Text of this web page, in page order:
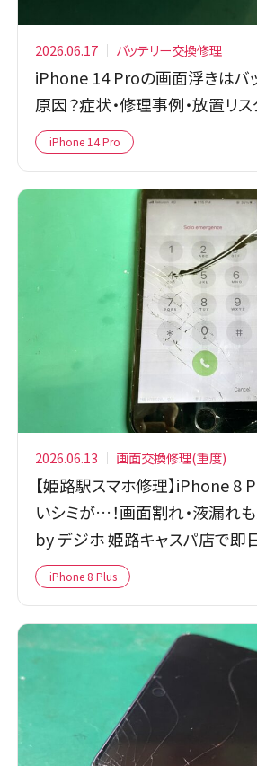
2026.06.17 バッテリー交換修理
iPhone 14 Proの画面浮きはバ
原因？症状・修理事例・放置リス
iPhone 14 Pro
2026.06.13 画面交換修理(重度)
【姫路駅スマホ修理】iPhone 8
いシミが…！画面割れ・液漏れ
by デジホ 姫路キャスパ店で即
iPhone 8 Plus